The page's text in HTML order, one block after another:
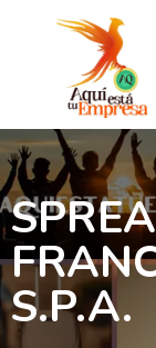
S.P.A.